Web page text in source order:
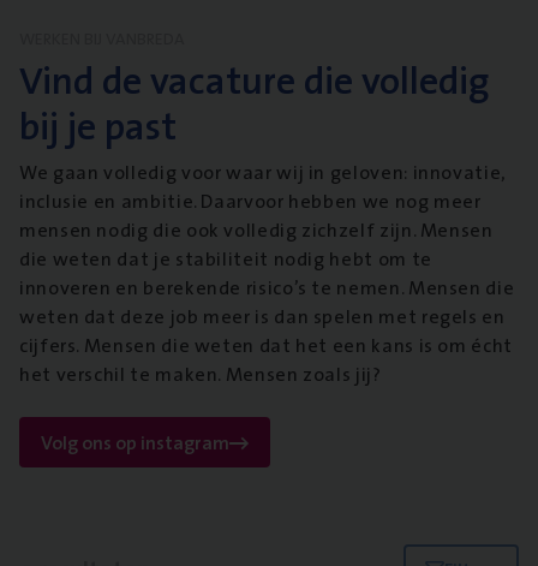
Vind de vacature die volledig
bij je past
We gaan volledig voor waar wij in geloven: innovatie,
inclusie en ambitie. Daarvoor hebben we nog meer
mensen nodig die ook volledig zichzelf zijn. Mensen
die weten dat je stabiliteit nodig hebt om te
innoveren en berekende risico’s te nemen. Mensen die
weten dat deze job meer is dan spelen met regels en
cijfers. Mensen die weten dat het een kans is om écht
het verschil te maken. Mensen zoals jij?
Volg ons op instagram